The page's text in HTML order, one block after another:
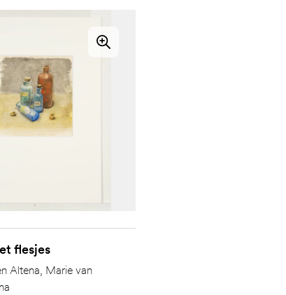
flesjes
Altena, Marie van